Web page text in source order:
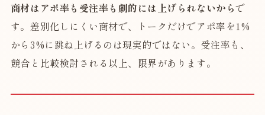
商材はアポ率も受注率も劇的には上げられないからで
す。差別化しにくい商材で、トークだけでアポ率を1%
から3%に跳ね上げるのは現実的ではない。受注率も、
競合と比較検討される以上、限界があります。